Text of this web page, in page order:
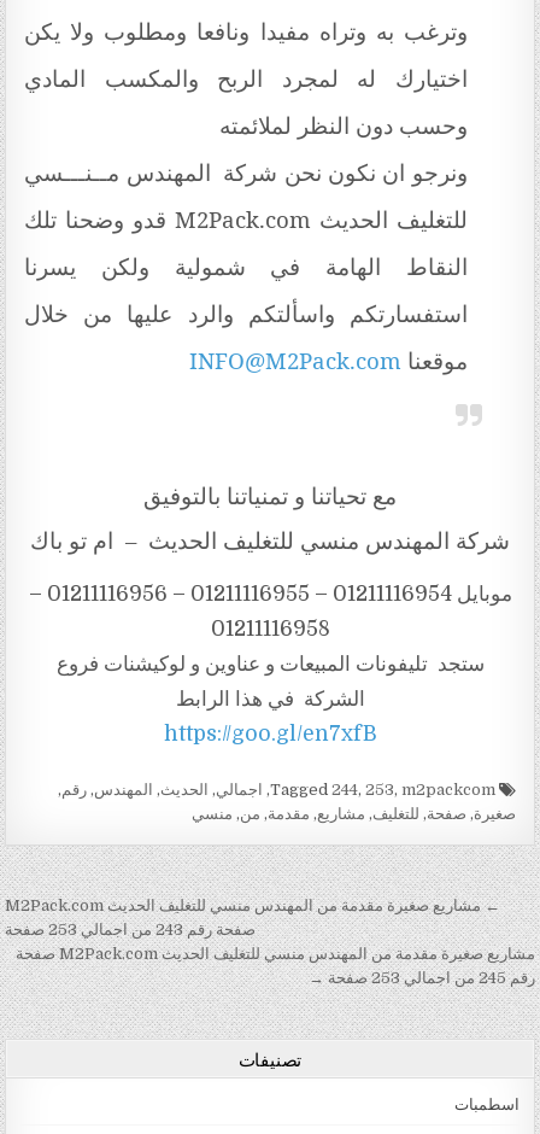
وترغب به وتراه مفيدا ونافعا ومطلوب ولا يكن
اختيارك له لمجرد الربح والمكسب المادي
وحسب دون النظر لملائمته
ونرجو ان نكون نحن شركة المهندس مــنـــسي
للتغليف الحديث M2Pack.com قدو وضحنا تلك
النقاط الهامة في شمولية ولكن يسرنا
استفسارتكم واسألتكم والرد عليها من خلال
موقعنا INFO@M2Pack.com
مع تحياتنا و تمنياتنا بالتوفيق
شركة المهندس منسي للتغليف الحديث – ام تو باك
موبايل 01211116954 – 01211116955 – 01211116956 –
01211116958
ستجد تليفونات المبيعات و عناوين و لوكيشنات فروع
الشركة في هذا الرابط
https://goo.gl/en7xfB
Tagged
244, 253, m2packcom
, اجمالي, الحديث, المهندس,رقم,
صغيرة, صفحة, للتغليف, مشاريع, مقدمة, من, منسي
تصفّح المقالات
← مشاريع صغيرة مقدمة من المهندس منسي للتغليف الحديث M2Pack.com
صفحة رقم 243 من اجمالي 253 صفحة
مشاريع صغيرة مقدمة من المهندس منسي للتغليف الحديث M2Pack.com صفحة
رقم 245 من اجمالي 253 صفحة →
تصنيفات
اسطمبات